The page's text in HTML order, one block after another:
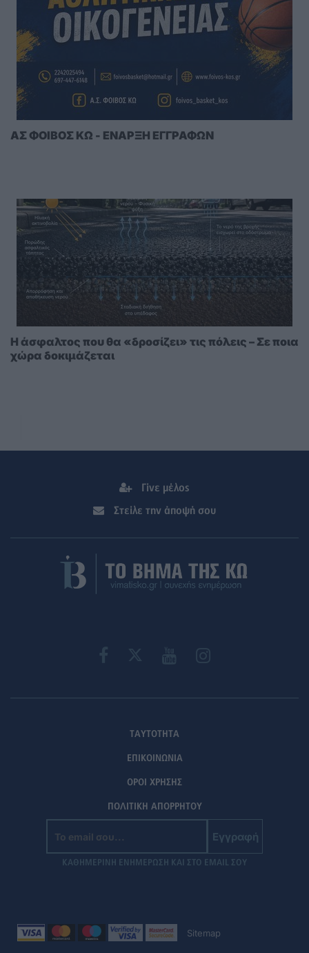
ΑΣ ΦΟΙΒΟΣ ΚΩ - ΕΝΑΡΞΗ ΕΓΓΡΑΦΩΝ
Η άσφαλτος που θα «δροσίζει» τις πόλεις – Σε ποια
χώρα δοκιμάζεται
Γίνε μέλος
Στείλε την άποψή σου
ΤΑΥΤΟΤΗΤΑ
ΕΠΙΚΟΙΝΩΝΙΑ
ΟΡΟΙ ΧΡΗΣΗΣ
ΠΟΛΙΤΙΚΗ ΑΠΟΡΡΗΤΟΥ
Εγγραφή
ΚΑΘΗΜΕΡΙΝΗ ΕΝΗΜΕΡΩΣΗ ΚΑΙ ΣΤΟ EMAIL ΣΟΥ
Sitemap